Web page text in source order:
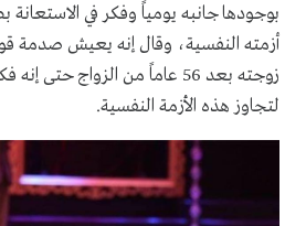
بوجودها جانبه يومياً وفكر في
أزمته النفسية، وقال إنه يعيش صدمة
زوجته بعد 56 عاماً من الزواج
لتجاوز هذه الأزمة النفسية.